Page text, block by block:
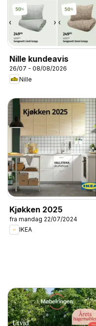
Nille kundeavis
26/07 - 08/08/2026
Nille
Kjøkken 2025
fra mandag 22/07/2024
IKEA